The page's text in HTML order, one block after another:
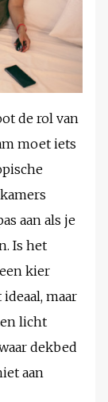
de rol van
moet iets
aan als je
Is het
kier
maar
licht
dekbed
aan